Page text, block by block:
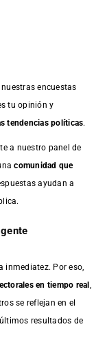
encuestas
tu opinión y
tendencias políticas.
a nuestro panel de
comunidad que
ayudan a
inmediatez. Por eso,
en tiempo real
se reflejan en el
resultados de